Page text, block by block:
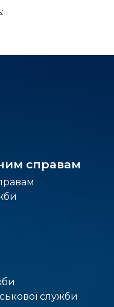
справам
служби